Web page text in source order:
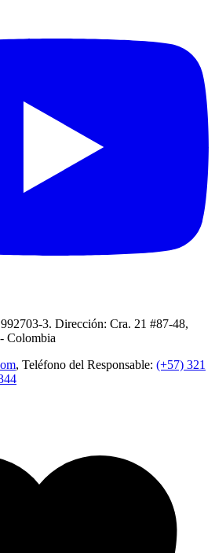
3. Dirección: Cra. 21 #87-48,
Colombia
, Teléfono del Responsable: (+57) 321